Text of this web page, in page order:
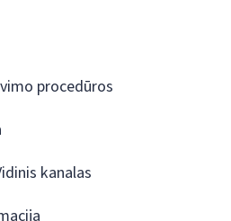
procedūros
kanalas